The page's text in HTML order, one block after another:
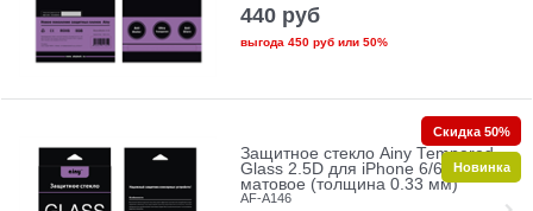
440 руб
выгода 450 рубили 50%
Защитное стекло Ainy Tempered
Glass 2.5D для iPhone 6/6s
матовое (толщина 0.33 мм)
AF-A146
Скидка 50%
Новинка